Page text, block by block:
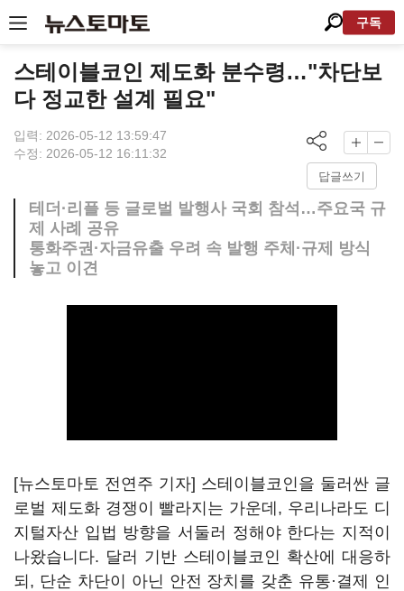
구독
스테이블코인 제도화 분수령…"차단보
다 정교한 설계 필요"
입력: 2026-05-12 13:59:47
수정: 2026-05-12 16:11:32
답글쓰기
테더·리플 등 글로벌 발행사 국회 참석…주요국 규
제 사례 공유
통화주권·자금유출 우려 속 발행 주체·규제 방식
놓고 이견
[뉴스토마토 전연주 기자] 스테이블코인을 둘러싼 글
로벌 제도화 경쟁이 빨라지는 가운데, 우리나라도 디
지털자산 입법 방향을 서둘러 정해야 한다는 지적이
나왔습니다. 달러 기반 스테이블코인 확산에 대응하
되, 단순 차단이 아닌 안전 장치를 갖춘 유통·결제 인